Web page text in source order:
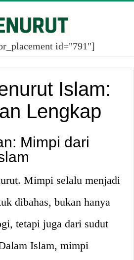
id="791"]
Islam:
Lengkap
Mimpi dari
Mimpi selalu menjadi
dibahas, bukan hanya
tetapi juga dari sudut
Islam, mimpi